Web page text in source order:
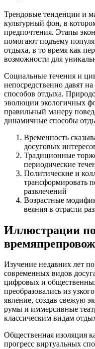
Трендовые тенденции и
культурный фон, в
предпочтения. Этапы
помогают подъему
отдыха, в то время как
возможности для
Социальные течения и
непосредственно давят
способов отдыха.
эволюции экологичных
правильный манеру
динамичные способы
Временность
досуговых
Традиционные
периодические
Политические и
трансформировать
развлечений
Возрастные
веяния в отрасли
Иллюстрации
Изучение недавних лет
современных видов
цифровых и
преобразовались из
явление, создав свежую
румы и иммерсивные
классическим видам
Общественная изоляция
прогресс виртуальных